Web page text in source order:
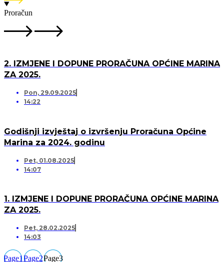
Proračun
2. IZMJENE I DOPUNE PRORAČUNA OPĆINE MARINA
ZA 2025.
Pon, 29.09.2025
14:22
Godišnji izvještaj o izvršenju Proračuna Općine
Marina za 2024. godinu
Pet, 01.08.2025
14:07
1. IZMJENE I DOPUNE PRORAČUNA OPĆINE MARINA
ZA 2025.
Pet, 28.02.2025
14:03
Page1Page2Page3